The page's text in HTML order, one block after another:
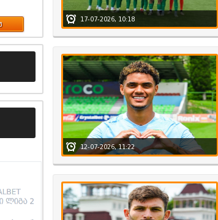
17-07-2026, 10:18
12-07-2026, 11:22